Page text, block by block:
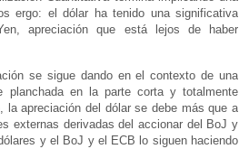
ergo: el dólar ha tenido una significativa
apreciación que está lejos de haber
se sigue dando en el contexto de una
planchada en la parte corta y totalmente
la apreciación del dólar se debe más que a
externas derivadas del accionar del BoJ y
y el BoJ y el ECB lo siguen haciendo